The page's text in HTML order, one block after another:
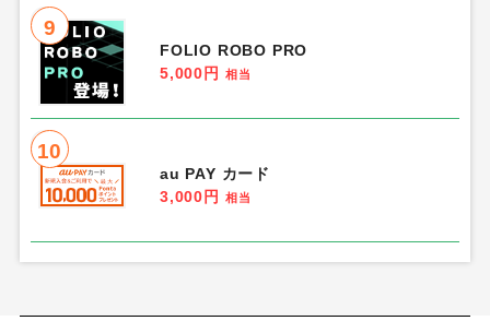
9
FOLIO ROBO PRO
5,000円
相当
10
au PAY カード
3,000円
相当